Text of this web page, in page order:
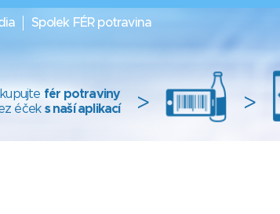
Spolek FÉR potravina
fér potraviny
éček s naší aplikací > >